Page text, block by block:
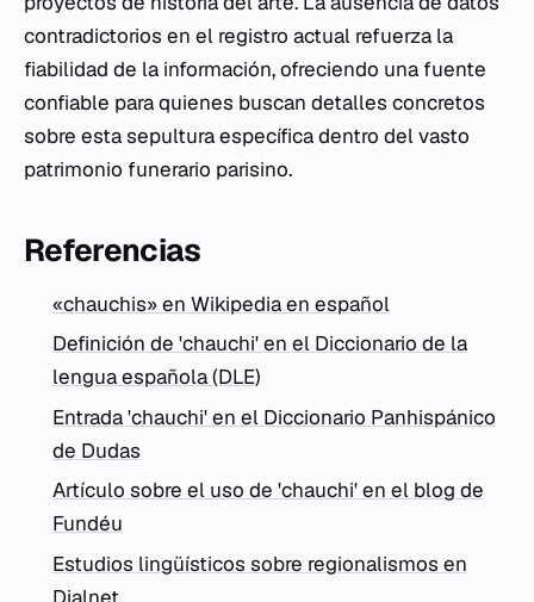
contradictorios en el registro actual refuerza la
fiabilidad de la información, ofreciendo una fuente
confiable para quienes buscan detalles concretos
sobre esta sepultura específica dentro del vasto
patrimonio funerario parisino.
Referencias
«chauchis» en Wikipedia en español
Definición de 'chauchi' en el Diccionario de la
lengua española (DLE)
Entrada 'chauchi' en el Diccionario Panhispánico
de Dudas
Artículo sobre el uso de 'chauchi' en el blog de
Fundéu
Estudios lingüísticos sobre regionalismos en